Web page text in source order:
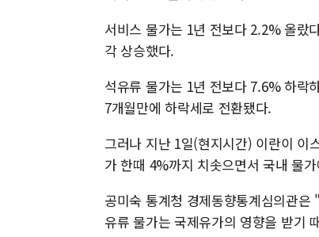
서비스 물가는 1년 전보다 2.2% 올랐
각 상승했다.
석유류 물가는 1년 전보다 7.6% 하락
7개월만에 하락세로 전환됐다.
그러나 지난 1일(현지시간) 이란이 이
가 한때 4%까지 치솟으면서 국내 물
공미숙 통계청 경제동향통계심의관
유류 물가는 국제유가의 영향을 받기